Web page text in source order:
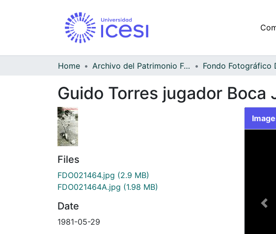
Home Archivo del Patrimonio Fotográfico y Fílmico del Valle del Cauca
Guido Torres jugador
Files
FDO021464.jpg (2.9 MB)
FDO021464A.jpg (1.98 MB)
Date
1981-05-29